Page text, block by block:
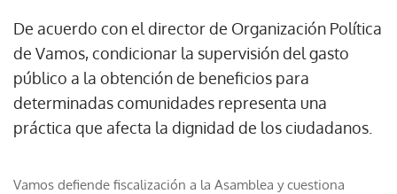
De acuerdo con el director de Organización Política
de Vamos, condicionar la supervisión del gasto
público a la obtención de beneficios para
determinadas comunidades representa una
práctica que afecta la dignidad de los ciudadanos.
Vamos defiende fiscalización a la Asamblea y cuestiona